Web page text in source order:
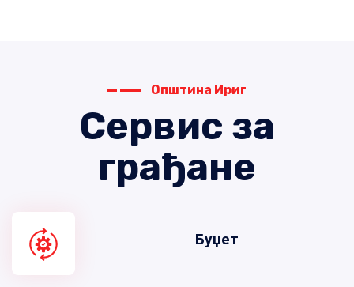
Општина Ириг
Сервис за
грађане
Буџет